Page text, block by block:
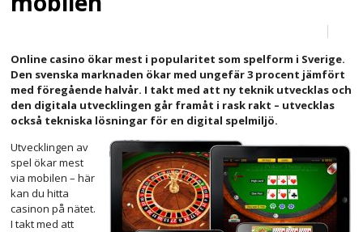
Online casino ökar mest i popularitet som spelform i Sverige.
Den svenska marknaden ökar med ungefär 3 procent jämfört
med föregående halvår. I takt med att ny teknik utvecklas och
den digitala utvecklingen går framåt i rask rakt – utvecklas
också tekniska lösningar för en digital spelmiljö.
Utvecklingen av
spel ökar mest
via mobilen – här
kan du hitta
casinon på nätet.
I takt med att